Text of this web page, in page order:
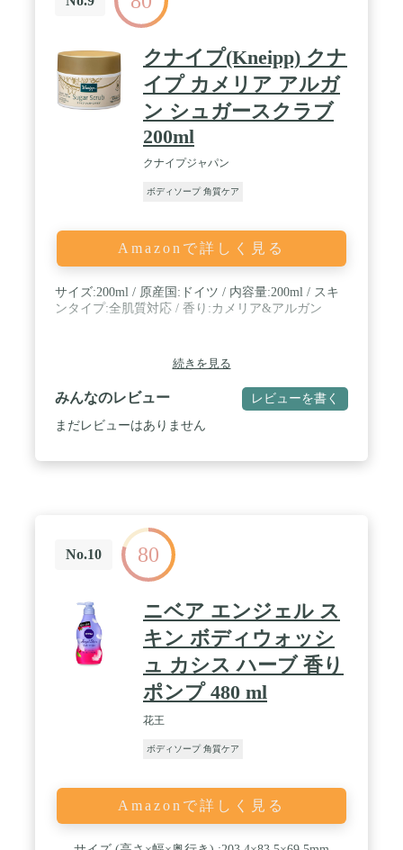
クナイプ(Kneipp) クナ
イプ カメリア アルガ
ン シュガースクラブ
200ml
クナイプジャパン
ボディソープ 角質ケア
Amazonで詳しく見る
サイズ:200ml / 原産国:ドイツ / 内容量:200ml / スキ
ンタイプ:全肌質対応 / 香り:カメリア&アルガン
続きを見る
みんなのレビュー レビューを書く
まだレビューはありません
No.10 80
ニベア エンジェル ス
キン ボディウォッシ
ュ カシス ハーブ 香り
ポンプ 480 ml
花王
ボディソープ 角質ケア
Amazonで詳しく見る